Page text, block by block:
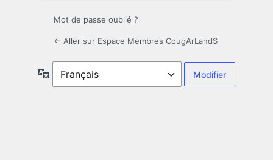
Mot de passe oublié ?
← Aller sur Espace Membres CougArLandS
Langue